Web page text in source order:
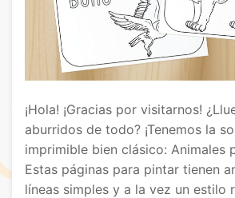
¡Hola! ¡Gracias por visitarnos!
aburridos de todo? ¡Tenemos la
imprimible bien clásico: Animales
Estas páginas para pintar tienen
líneas simples y a la vez un estilo